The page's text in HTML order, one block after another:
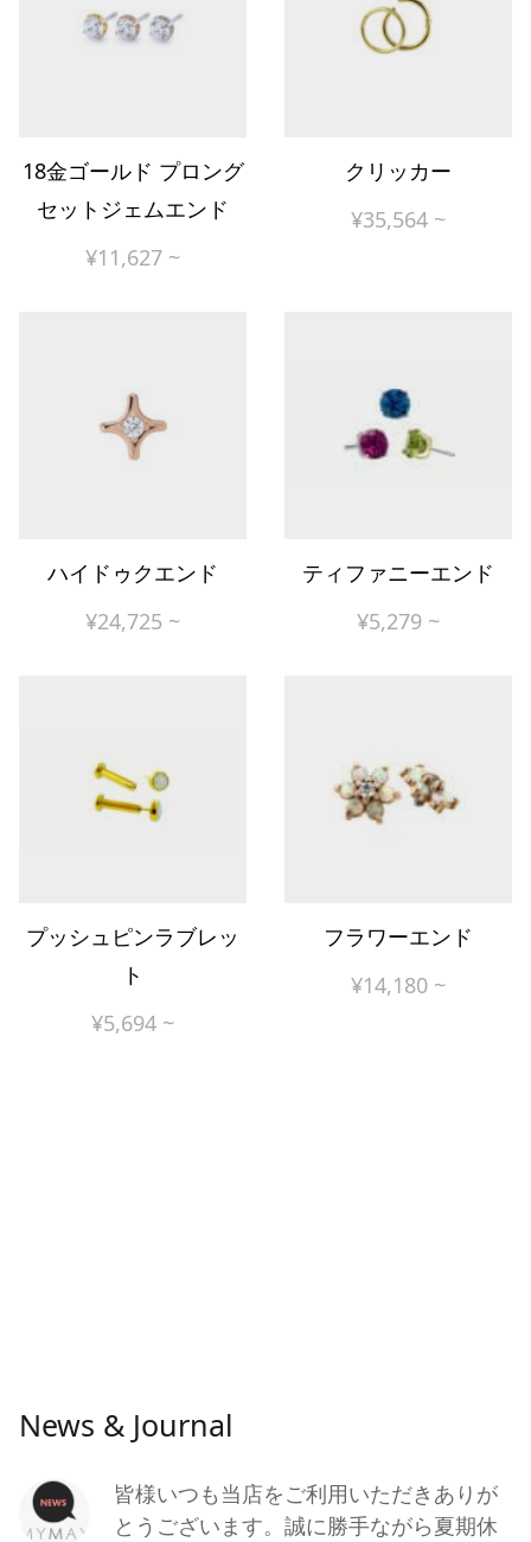
18金ゴールド プロング
セットジェムエンド
¥11,627 ~
クリッカー
¥35,564 ~
ハイドゥクエンド
¥24,725 ~
ティファニーエンド
¥5,279 ~
プッシュピンラブレッ
ト
¥5,694 ~
フラワーエンド
¥14,180 ~
News & Journal
皆様いつも当店をご利用いただきありが
とうございます。誠に勝手ながら夏期休